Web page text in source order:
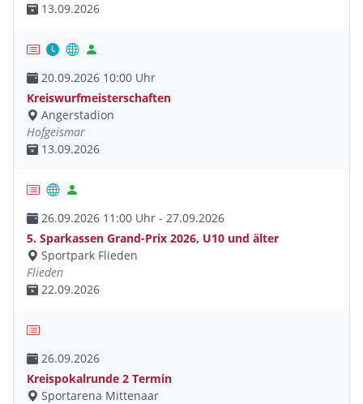
13.09.2026
20.09.2026 10:00 Uhr
Kreiswurfmeisterschaften
Angerstadion
Hofgeismar
13.09.2026
26.09.2026 11:00 Uhr - 27.09.2026
5. Sparkassen Grand-Prix 2026, U10 und älter
Sportpark Flieden
Flieden
22.09.2026
26.09.2026
Kreispokalrunde 2 Termin
Sportarena Mittenaar